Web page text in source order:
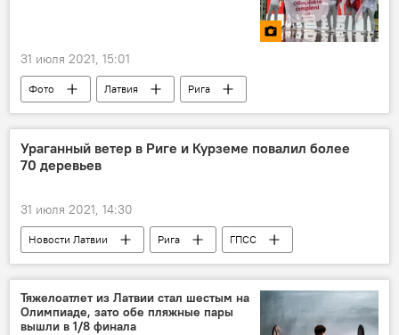
31 июля 2021, 15:01
Фото Латвия
Рига
аэропорт
Баскетбол 3x3
Ураганный ветер в Риге и Курземе повалил более
70 деревьев
31 июля 2021, 14:30
Новости Латвии Рига
ГПСС
Курземе
ветер
Тяжелоатлет из Латвии стал шестым на
Олимпиаде, зато обе пляжные пары
вышли в 1/8 финала